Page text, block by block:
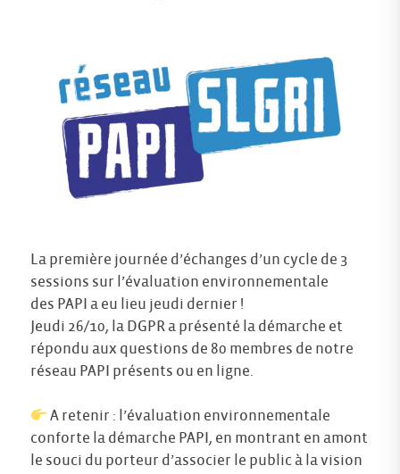
La première journée d’échanges d’un cycle de 3
sessions sur l’évaluation environnementale
des PAPI a eu lieu jeudi dernier !
Jeudi 26/10, la DGPR a présenté la démarche et
répondu aux questions de 80 membres de notre
réseau PAPI présents ou en ligne.
A retenir : l’évaluation environnementale
conforte la démarche PAPI, en montrant en amont
le souci du porteur d’associer le public à la vision